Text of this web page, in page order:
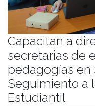
Capacitan a
secretarias de
pedagogías en
Seguimiento a
Estudiantil